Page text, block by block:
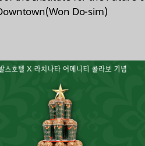
Do-sim)